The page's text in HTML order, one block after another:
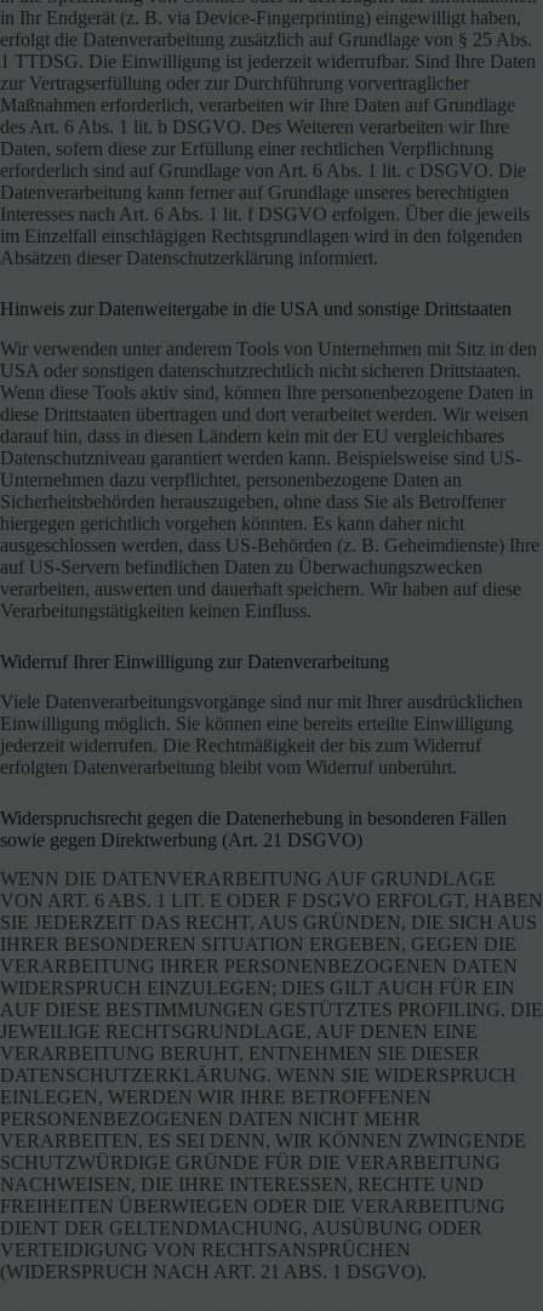
in Ihr Endgerät (z. B. via Device-Fingerprinting) eingewilligt haben,
erfolgt die Datenverarbeitung zusätzlich auf Grundlage von § 25 Abs.
1 TTDSG. Die Einwilligung ist jederzeit widerrufbar. Sind Ihre Daten
zur Vertragserfüllung oder zur Durchführung vorvertraglicher
Maßnahmen erforderlich, verarbeiten wir Ihre Daten auf Grundlage
des Art. 6 Abs. 1 lit. b DSGVO. Des Weiteren verarbeiten wir Ihre
Daten, sofern diese zur Erfüllung einer rechtlichen Verpflichtung
erforderlich sind auf Grundlage von Art. 6 Abs. 1 lit. c DSGVO. Die
Datenverarbeitung kann ferner auf Grundlage unseres berechtigten
Interesses nach Art. 6 Abs. 1 lit. f DSGVO erfolgen. Über die jeweils
im Einzelfall einschlägigen Rechtsgrundlagen wird in den folgenden
Absätzen dieser Datenschutzerklärung informiert.
Hinweis zur Datenweitergabe in die USA und sonstige Drittstaaten
Wir verwenden unter anderem Tools von Unternehmen mit Sitz in den
USA oder sonstigen datenschutzrechtlich nicht sicheren Drittstaaten.
Wenn diese Tools aktiv sind, können Ihre personenbezogene Daten in
diese Drittstaaten übertragen und dort verarbeitet werden. Wir weisen
darauf hin, dass in diesen Ländern kein mit der EU vergleichbares
Datenschutzniveau garantiert werden kann. Beispielsweise sind US-
Unternehmen dazu verpflichtet, personenbezogene Daten an
Sicherheitsbehörden herauszugeben, ohne dass Sie als Betroffener
hiergegen gerichtlich vorgehen könnten. Es kann daher nicht
ausgeschlossen werden, dass US-Behörden (z. B. Geheimdienste) Ihre
auf US-Servern befindlichen Daten zu Überwachungszwecken
verarbeiten, auswerten und dauerhaft speichern. Wir haben auf diese
Verarbeitungstätigkeiten keinen Einfluss.
Widerruf Ihrer Einwilligung zur Datenverarbeitung
Viele Datenverarbeitungsvorgänge sind nur mit Ihrer ausdrücklichen
Einwilligung möglich. Sie können eine bereits erteilte Einwilligung
jederzeit widerrufen. Die Rechtmäßigkeit der bis zum Widerruf
erfolgten Datenverarbeitung bleibt vom Widerruf unberührt.
Widerspruchsrecht gegen die Datenerhebung in besonderen Fällen
sowie gegen Direktwerbung (Art. 21 DSGVO)
WENN DIE DATENVERARBEITUNG AUF GRUNDLAGE
VON ART. 6 ABS. 1 LIT. E ODER F DSGVO ERFOLGT, HABEN
SIE JEDERZEIT DAS RECHT, AUS GRÜNDEN, DIE SICH AUS
IHRER BESONDEREN SITUATION ERGEBEN, GEGEN DIE
VERARBEITUNG IHRER PERSONENBEZOGENEN DATEN
WIDERSPRUCH EINZULEGEN; DIES GILT AUCH FÜR EIN
AUF DIESE BESTIMMUNGEN GESTÜTZTES PROFILING. DIE
JEWEILIGE RECHTSGRUNDLAGE, AUF DENEN EINE
VERARBEITUNG BERUHT, ENTNEHMEN SIE DIESER
DATENSCHUTZERKLÄRUNG. WENN SIE WIDERSPRUCH
EINLEGEN, WERDEN WIR IHRE BETROFFENEN
PERSONENBEZOGENEN DATEN NICHT MEHR
VERARBEITEN, ES SEI DENN, WIR KÖNNEN ZWINGENDE
SCHUTZWÜRDIGE GRÜNDE FÜR DIE VERARBEITUNG
NACHWEISEN, DIE IHRE INTERESSEN, RECHTE UND
FREIHEITEN ÜBERWIEGEN ODER DIE VERARBEITUNG
DIENT DER GELTENDMACHUNG, AUSÜBUNG ODER
VERTEIDIGUNG VON RECHTSANSPRÜCHEN
(WIDERSPRUCH NACH ART. 21 ABS. 1 DSGVO).